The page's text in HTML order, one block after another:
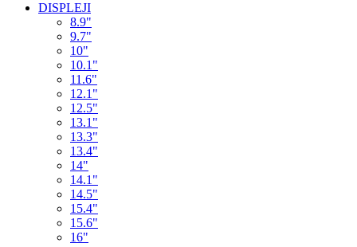
DISPLEJI
8.9"
9.7"
10"
10.1"
11.6"
12.1"
12.5"
13.1"
13.3"
13.4"
14"
14.1"
14.5"
15.4"
15.6"
16"